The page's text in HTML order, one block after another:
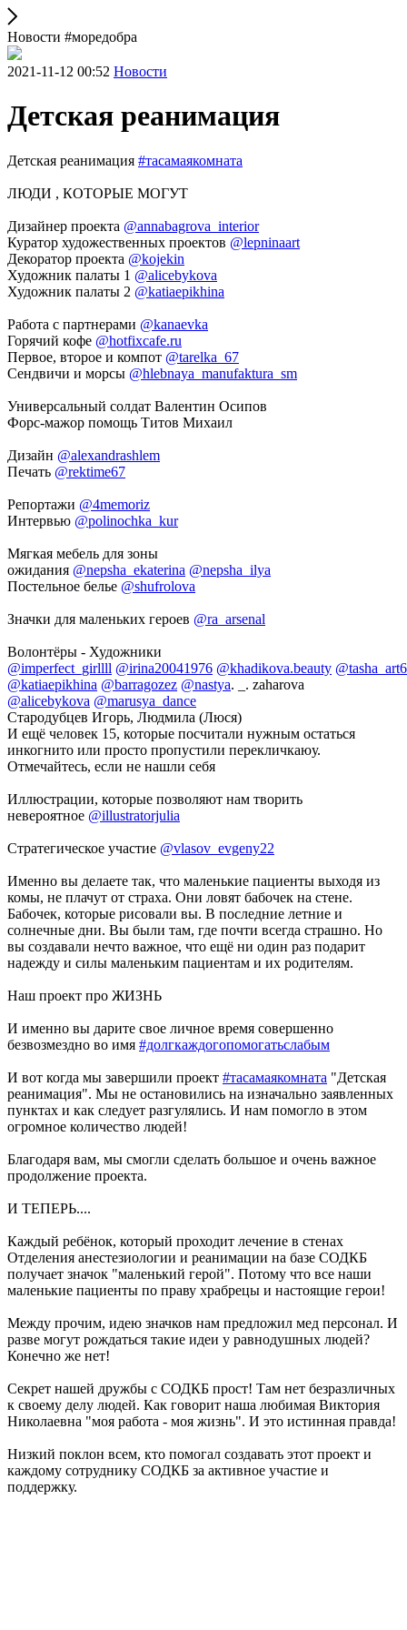
Новости #моредобра
2021-11-12 00:52 Новости
Детская реанимация
Детская реанимация #тасамаякомната
ЛЮДИ , КОТОРЫЕ МОГУТ
Дизайнер проекта @annabagrova_interior
Куратор художественных проектов @lepninaart
Декоратор проекта @kojekin
Художник палаты 1 @alicebykova
Художник палаты 2 @katiaepikhina
Работа с партнерами @kanaevka
Горячий кофе @hotfixcafe.ru
Первое, второе и компот @tarelka_67
Сендвичи и морсы @hlebnaya_manufaktura_sm
Универсальный солдат Валентин Осипов
Форс-мажор помощь Титов Михаил
Дизайн @alexandrashlem
Печать @rektime67
Репортажи @4memoriz
Интервью @polinochka_kur
Мягкая мебель для зоны
ожидания @nepsha_ekaterina @nepsha_ilya
Постельное белье @shufrolova
Значки для маленьких героев @ra_arsenal
Волонтёры - Художники
@imperfect_girllll @irina20041976 @khadikova.beauty
@katiaepikhina @barragozez @nastya. _. zaharova
@alicebykova @marusya_dance
Стародубцев Игорь, Людмила (Люся)
И ещё человек 15, которые посчитали нужным остаться
инкогнито или просто пропустили перекличкаюу.
Отмечайтесь, если не нашли себя
Иллюстрации, которые позволяют нам творить
невероятное @illustratorjulia
Стратегическое участие @vlasov_evgeny22
Именно вы делаете так, что маленькие пациенты выходя из
комы, не плачут от страха. Они ловят бабочек на стене.
Бабочек, которые рисовали вы. В последние летние и
солнечные дни. Вы были там, где почти всегда страшно. Но
вы создавали нечто важное, что ещё ни один раз подарит
надежду и силы маленьким пациентам и их родителям.
Наш проект про ЖИЗНЬ
И именно вы дарите свое личное время совершенно
безвозмездно во имя #долгкаждогопомогатьслабым
И вот когда мы завершили проект #тасамаякомната "Детская
реанимация". Мы не остановились на изначально заявленных
пунктах и как следует разгулялись. И нам помогло в этом
огромное количество людей!
Благодаря вам, мы смогли сделать большое и очень важное
продолжение проекта.
И ТЕПЕРЬ....
Каждый ребёнок, который проходит лечение в стенах
Отделения анестезиологии и реанимации на базе СОДКБ
получает значок "маленький герой". Потому что все наши
маленькие пациенты по праву храбрецы и настоящие герои!
Между прочим, идею значков нам предложил мед персонал. И
разве могут рождаться такие идеи у равнодушных людей?
Конечно же нет!
Секрет нашей дружбы с СОДКБ прост! Там нет безразличных
к своему делу людей. Как говорит наша любимая Виктория
Николаевна "моя работа - моя жизнь". И это истинная правда!
Низкий поклон всем, кто помогал создавать этот проект и
каждому сотруднику СОДКБ за активное участие и
поддержку.